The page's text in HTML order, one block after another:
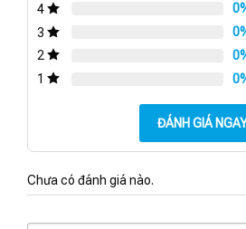
4
3
2
1
ĐÁNH GIÁ
Chưa có đánh giá nào.